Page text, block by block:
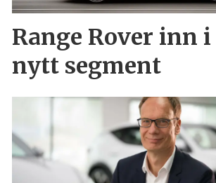
Range Rover inn
nytt segment